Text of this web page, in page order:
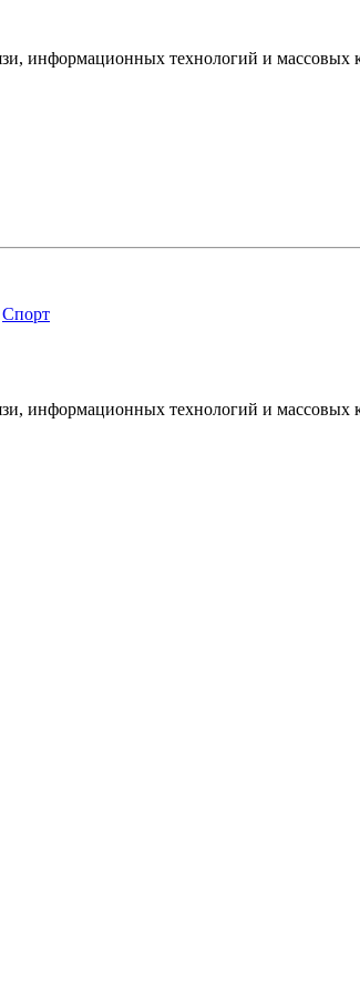
информационных технологий и массовых
Спорт
информационных технологий и массовых